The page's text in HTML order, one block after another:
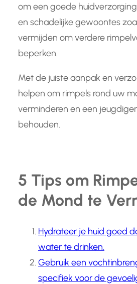
om een goede
en schadelijke gewoontes
vermijden om verdere
beperken.
Met de juiste aanpak en
helpen om rimpels rond uw
verminderen en een
behouden.
5 Tips om
de Mond te
Hydrateer je huid goed
water te drinken.
Gebruik een
specifiek voor de